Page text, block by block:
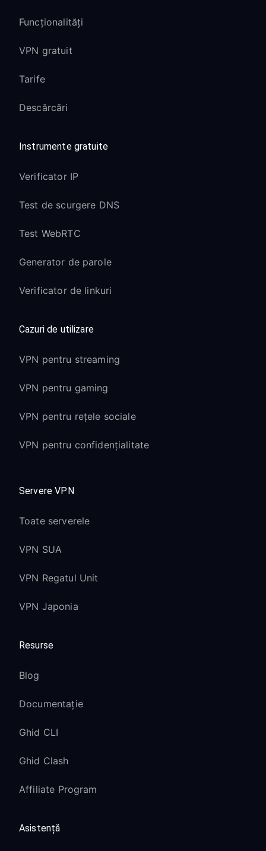
Funcționalități
VPN gratuit
Tarife
Descărcări
Instrumente gratuite
Verificator IP
Test de scurgere DNS
Test WebRTC
Generator de parole
Verificator de linkuri
Cazuri de utilizare
VPN pentru streaming
VPN pentru gaming
VPN pentru rețele sociale
VPN pentru confidențialitate
Servere VPN
Toate serverele
VPN SUA
VPN Regatul Unit
VPN Japonia
Resurse
Blog
Documentație
Ghid CLI
Ghid Clash
Affiliate Program
Asistență